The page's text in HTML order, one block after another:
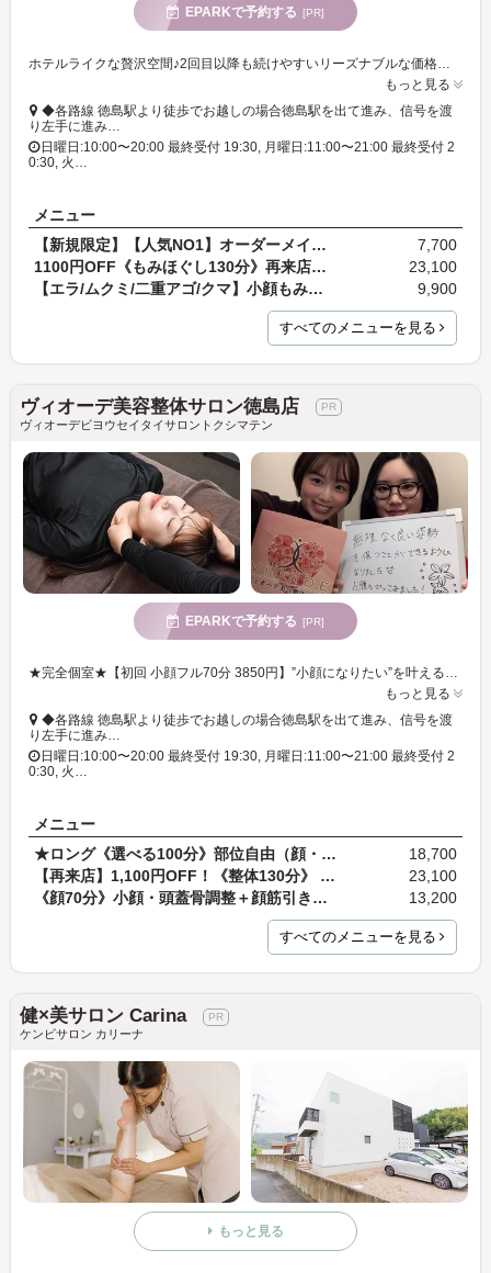
EPARKで予約する [PR]
ホテルライクな贅沢空間♪2回目以降も続けやすいリーズナブルな価格設定でお気軽に不調をケア◎定期的な自分へのご褒美としてもピッタリ!
もっと見る
◆各路線 徳島駅より徒歩でお越しの場合徳島駅を出て進み、信号を渡
り左手に進み…
日曜日:10:00〜20:00 最終受付 19:30, 月曜日:11:00〜21:00 最終受付 2
0:30, 火…
メニュー
【新規限定】【人気NO1】オーダーメイド《3つ選択/頭…
7,700
1100円OFF《もみほぐし130分》再来店のお客様へオー…
23,100
【エラ/ムクミ/二重アゴ/クマ】小顔もみほぐし＋首マ…
9,900
すべてのメニューを見る
ヴィオーデ美容整体サロン徳島店
ヴィオーデビヨウセイタイサロントクシマテン
EPARKで予約する [PR]
★完全個室★【初回 小顔フル70分 3850円】”小顔になりたい”を叶える本格サロン♪1度で効果を実感◎顔のタルミに特化した本格派施術!疲れが気になる方は【首肩&小顔70分 3850円】もオススメ!
もっと見る
◆各路線 徳島駅より徒歩でお越しの場合徳島駅を出て進み、信号を渡
り左手に進み…
日曜日:10:00〜20:00 最終受付 19:30, 月曜日:11:00〜21:00 最終受付 2
0:30, 火…
メニュー
★ロング《選べる100分》部位自由（顔・体）18,700円
18,700
【再来店】1,100円OFF！《整体130分》 再来店のお客…
23,100
《顔70分》小顔・頭蓋骨調整＋顔筋引き締めマッサー…
13,200
すべてのメニューを見る
健×美サロン Carina
ケンビサロン カリーナ
もっと見る